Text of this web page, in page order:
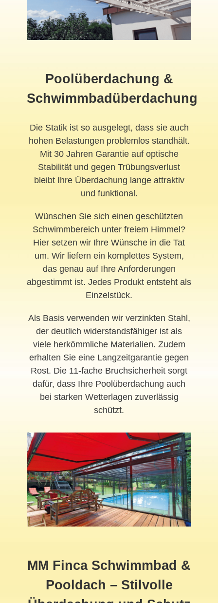
Poolüberdachung &
Schwimmbadüberdachung
Die Statik ist so ausgelegt, dass sie auch
hohen Belastungen problemlos standhält.
Mit 30 Jahren Garantie auf optische
Stabilität und gegen Trübungsverlust
bleibt Ihre Überdachung lange attraktiv
und funktional.
Wünschen Sie sich einen geschützten
Schwimmbereich unter freiem Himmel?
Hier setzen wir Ihre Wünsche in die Tat
um. Wir liefern ein komplettes System,
das genau auf Ihre Anforderungen
abgestimmt ist. Jedes Produkt entsteht als
Einzelstück.
Als Basis verwenden wir verzinkten Stahl,
der deutlich widerstandsfähiger ist als
viele herkömmliche Materialien. Zudem
erhalten Sie eine Langzeitgarantie gegen
Rost. Die 11-fache Bruchsicherheit sorgt
dafür, dass Ihre Poolüberdachung auch
bei starken Wetterlagen zuverlässig
schützt.
MM Finca Schwimmbad &
Pooldach – Stilvolle